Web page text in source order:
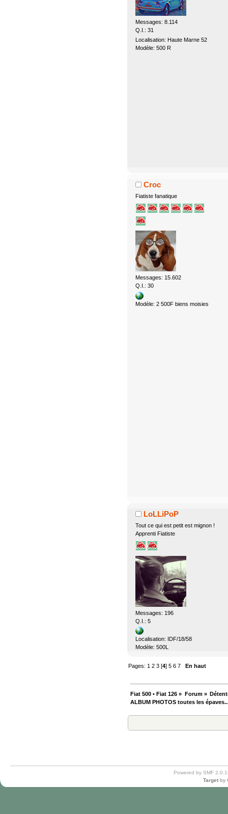
Messages: 8.114
Q.I.: 31
Localisation: Haute Marne 52
Modèle: 500 R
Croc
Fiatiste fanatique
Messages: 15.602
Q.I.: 30
Modèle: 2 500F biens moisies
LoLLiPoP
Tout ce qui est petit est mignon !
Apprenti Fiatiste
Messages: 196
Q.I.: 5
Localisation: IDF/18/58
Modèle: 500L
Pages: 1 2 3 [4]5 6 7 En haut
Fiat 500 • Fiat 126 » Forum»
ALBUM PHOTOS toutes les
Powered by SMF
Target by